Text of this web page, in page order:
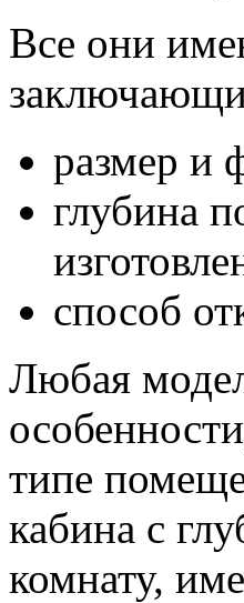
Все они
размер и
глубина
способ
Любая
типе
кабина с
комнату,